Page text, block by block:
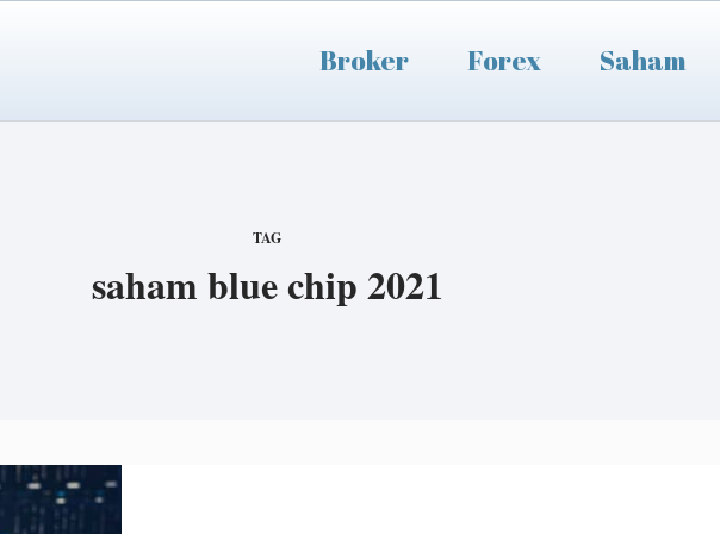
Broker Forex Saham
TAG
saham blue chip 2021